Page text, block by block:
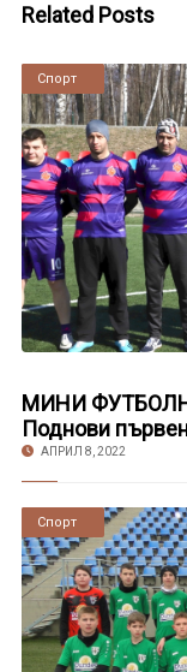
Related Posts
Новини
Спорт
МИНИ
Поднови
АПРИЛ 8, 2022
Новини
Спорт